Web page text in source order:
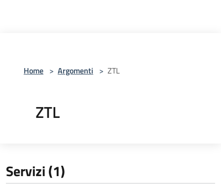
Home > Argomenti > ZTL
ZTL
Servizi (1)